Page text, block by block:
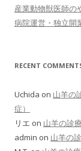
産業動物獣医師の
病院運営・独立開
RECENT
Uchida on 山羊の
症）
リエ on 山羊の診
admin on 山羊の